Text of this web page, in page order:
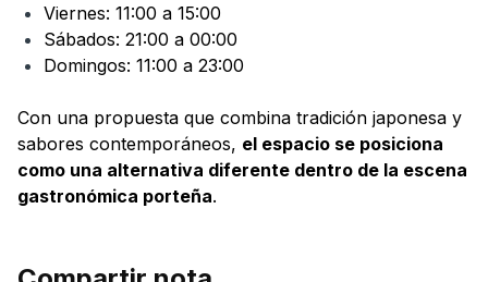
Viernes: 11:00 a 15:00
Sábados: 21:00 a 00:00
Domingos: 11:00 a 23:00
Con una propuesta que combina tradición japonesa y
sabores contemporáneos, el espacio se posiciona
como una alternativa diferente dentro de la escena
gastronómica porteña.